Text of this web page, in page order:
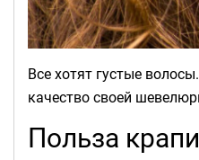
Все хотят густые
качество своей
Польза